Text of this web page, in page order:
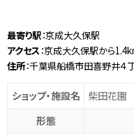
最寄り駅：京成大久保駅
アクセス ：京成大久保駅から
住所：千葉県船橋市田喜野井４
ショップ・施設名
柴田花園
形態